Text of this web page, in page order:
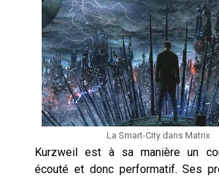
La Smart-City dans Matrix
Kurzweil est à sa manière un
écouté et donc performatif. Ses